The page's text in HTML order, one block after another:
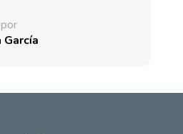
García